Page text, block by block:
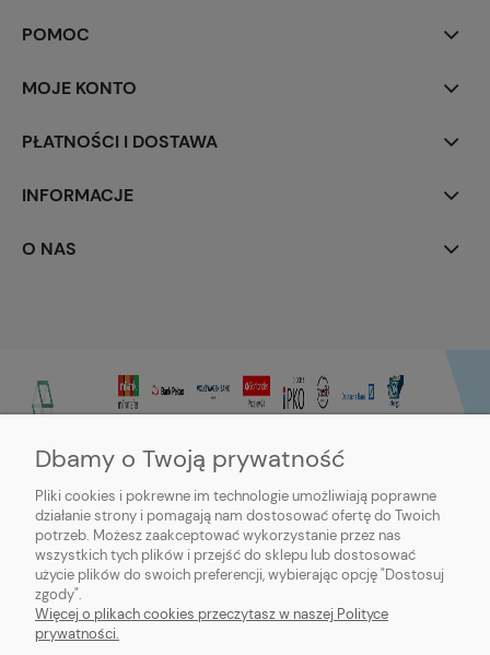
POMOC
MOJE KONTO
PŁATNOŚCI I DOSTAWA
INFORMACJE
O NAS
Sklep internetowy Purmo-online | ul. Dworcowa 20c, 89-600 Chojnice |
sklep@northbud.pl|600 688 174| NIP: 5611453503 | REGON: 093113714
Dbamy o Twoją prywatność
Pliki cookies i pokrewne im technologie umożliwiają poprawne
działanie strony i pomagają nam dostosować ofertę do Twoich
potrzeb. Możesz zaakceptować wykorzystanie przez nas
wszystkich tych plików i przejść do sklepu lub dostosować
użycie plików do swoich preferencji, wybierając opcję "Dostosuj
zgody".
Więcej o plikach cookies przeczytasz w naszej Polityce
prywatności.